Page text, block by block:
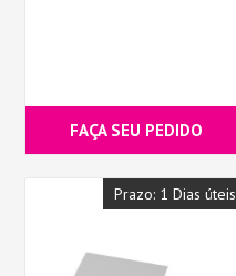
FAÇA SEU PEDIDO
Prazo: 1 Dias úteis